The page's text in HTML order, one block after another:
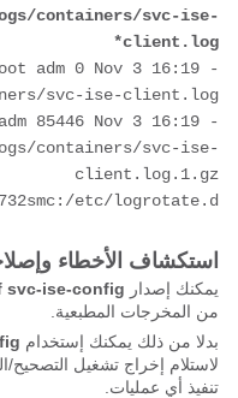
containers/svc-ise-
client.log*
adm 0 Nov 3 16:19
svc-ise-client.log
85446 Nov 3 16:19
containers/svc-ise-
client.log.1.gz
732smc:/etc/logrotate.d#
استكشاف الأخطاء
يمكنك إصدار svc-ise-config
من المخرجات المطبعية.
بدلا من ذلك يمكنك إستخدام
لاستلام إخراج تشغيل التصحيح/
تنفيذ أي عمليات.